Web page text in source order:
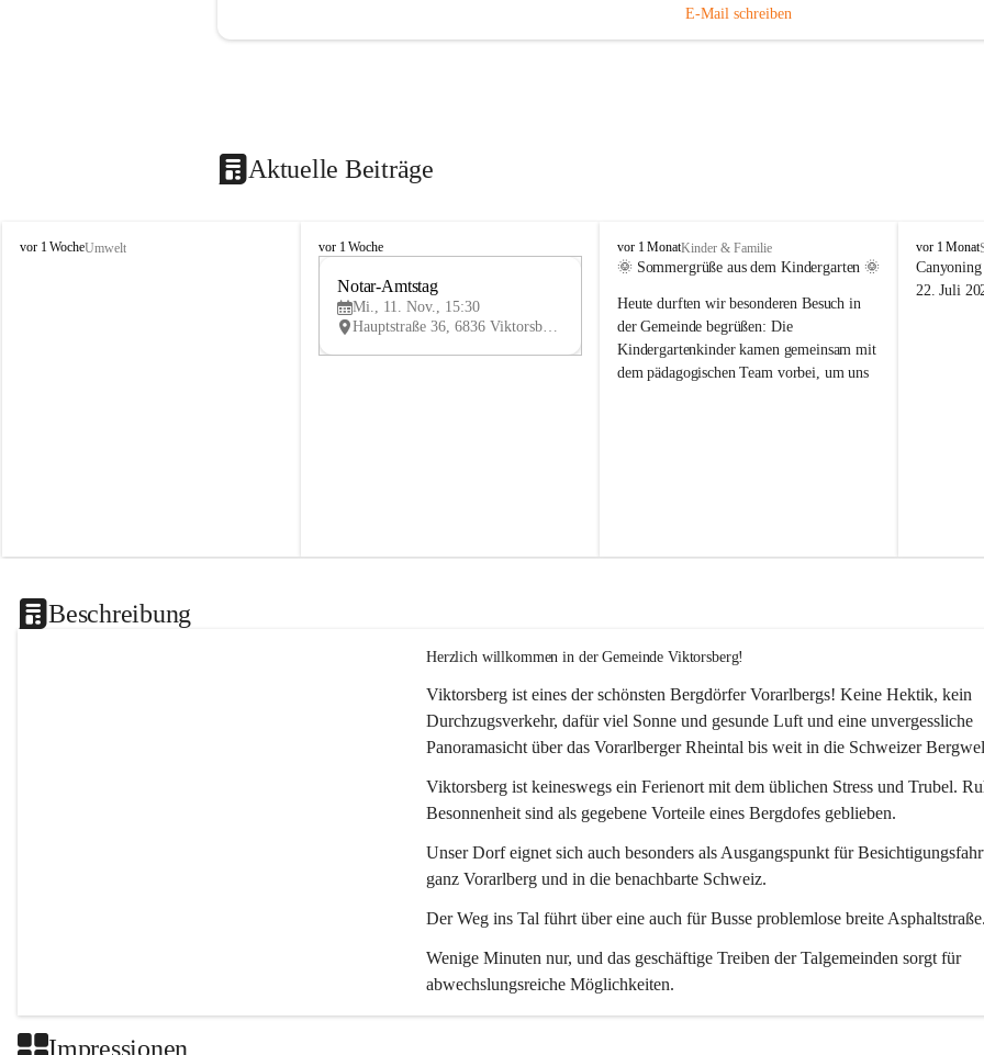
E-Mail schreiben
Aktuelle Beiträge
V
vor 1 WocheUmwelt
V
vor 1 Woche
V
Notar-Amtstag
Mi., 11. Nov., 15:30
Hauptstraße 36, 6836 Viktorsberg, AUT
V
i
t
o
r
s
vor 1 MonatKinder & Familie
🌞 Sommergrüße aus dem Kindergarten 🌞
Heute durften wir besonderen Besuch in
der Gemeinde begrüßen: Die
Kindergartenkinder kamen gemeinsam mit
dem pädagogischen Team vorbei, um uns
V
i
k
vor 1 Monat
22. Juli
Beschreibung
Herzlich willkommen in der Gemeinde Viktorsberg!
Viktorsberg ist eines der schönsten Bergdörfer Vorarlbergs! Keine Hektik, kein
Durchzugsverkehr, dafür viel Sonne und gesunde Luft und eine unvergessliche
Panoramasicht über das Vorarlberger Rheintal bis weit in die Schweizer
Viktorsberg ist keineswegs ein Ferienort mit dem üblichen Stress und Trubel.
Besonnenheit sind als gegebene Vorteile eines Bergdofes geblieben.
Unser Dorf eignet sich auch besonders als Ausgangspunkt für
ganz Vorarlberg und in die benachbarte Schweiz.
Der Weg ins Tal führt über eine auch für Busse problemlose breite
Wenige Minuten nur, und das geschäftige Treiben der Talgemeinden sorgt für
abwechslungsreiche Möglichkeiten.
Impressionen